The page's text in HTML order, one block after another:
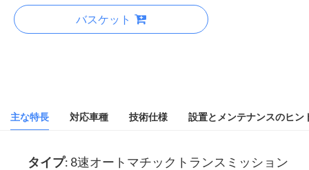
バスケット
主な特長 対応車種 技術仕様 設置とメンテナンスのヒン
タイプ: 8速オートマチックトランスミッション